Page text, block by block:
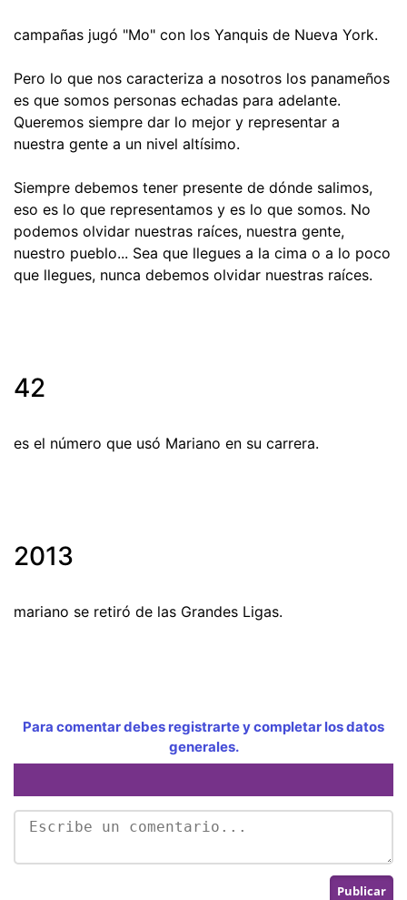
campañas jugó "Mo" con los Yanquis de Nueva York.
Pero lo que nos caracteriza a nosotros los panameños
es que somos personas echadas para adelante.
Queremos siempre dar lo mejor y representar a
nuestra gente a un nivel altísimo.
Siempre debemos tener presente de dónde salimos,
eso es lo que representamos y es lo que somos. No
podemos olvidar nuestras raíces, nuestra gente,
nuestro pueblo... Sea que llegues a la cima o a lo poco
que llegues, nunca debemos olvidar nuestras raíces.
42
es el número que usó Mariano en su carrera.
2013
mariano se retiró de las Grandes Ligas.
Para comentar debes registrarte y completar los datos
generales.